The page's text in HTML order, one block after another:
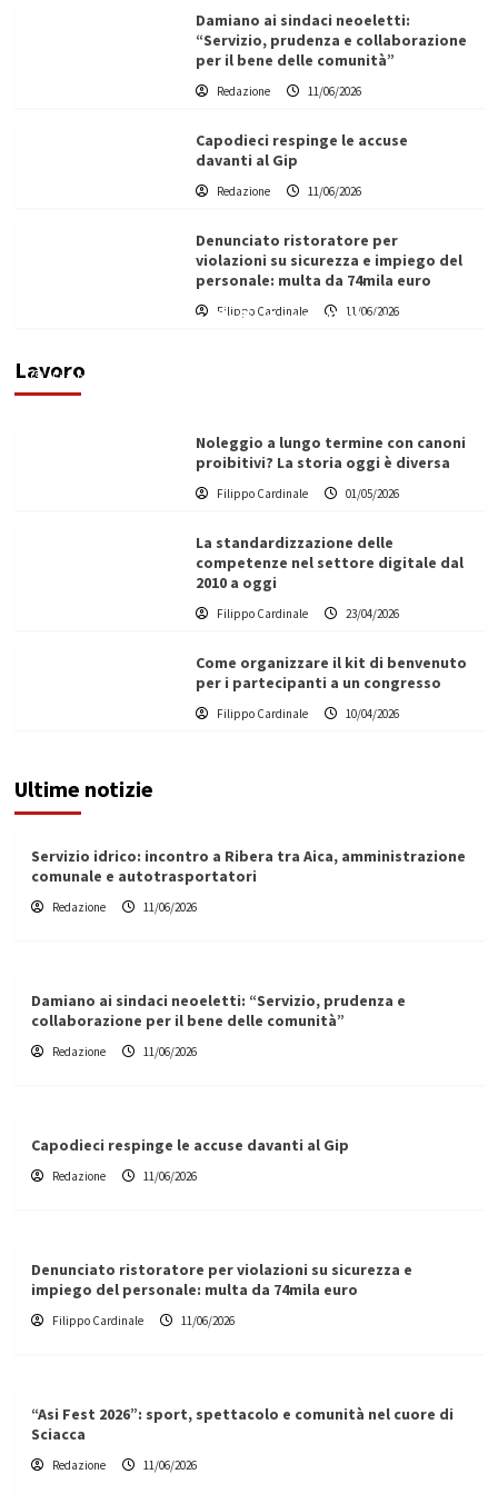
Damiano ai sindaci neoeletti:
“Servizio, prudenza e collaborazione
per il bene delle comunità”
Redazione 11/06/2026
Capodieci respinge le accuse
davanti al Gip
Redazione 11/06/2026
Denunciato ristoratore per
violazioni su sicurezza e impiego del
personale: multa da 74mila euro
Filippo Cardinale 11/06/2026
Lavoro
Vino in Italia: il giro d’affari contribuisce
Filippo Cardinale
Noleggio a lungo termine con canoni
proibitivi? La storia oggi è diversa
Filippo Cardinale 01/05/2026
La standardizzazione delle
competenze nel settore digitale dal
2010 a oggi
Filippo Cardinale 23/04/2026
Come organizzare il kit di benvenuto
per i partecipanti a un congresso
Filippo Cardinale 10/04/2026
Ultime notizie
Servizio idrico: incontro a Ribera tra Aica, amministrazione
comunale e autotrasportatori
Redazione 11/06/2026
Damiano ai sindaci neoeletti: “Servizio, prudenza e
collaborazione per il bene delle comunità”
Redazione 11/06/2026
Capodieci respinge le accuse davanti al Gip
Redazione 11/06/2026
Denunciato ristoratore per violazioni su sicurezza e
impiego del personale: multa da 74mila euro
Filippo Cardinale 11/06/2026
“Asi Fest 2026”: sport, spettacolo e comunità nel cuore di
Sciacca
Redazione 11/06/2026